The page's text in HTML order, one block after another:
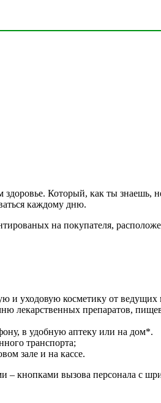
здоровье. Который, как ты
каждому дню.
на покупателя,
и уходовую косметику от
лекарственных препаратов,
в удобную аптеку или на дом*.
транспорта;
зале и на кассе.
кнопками вызова персонала с